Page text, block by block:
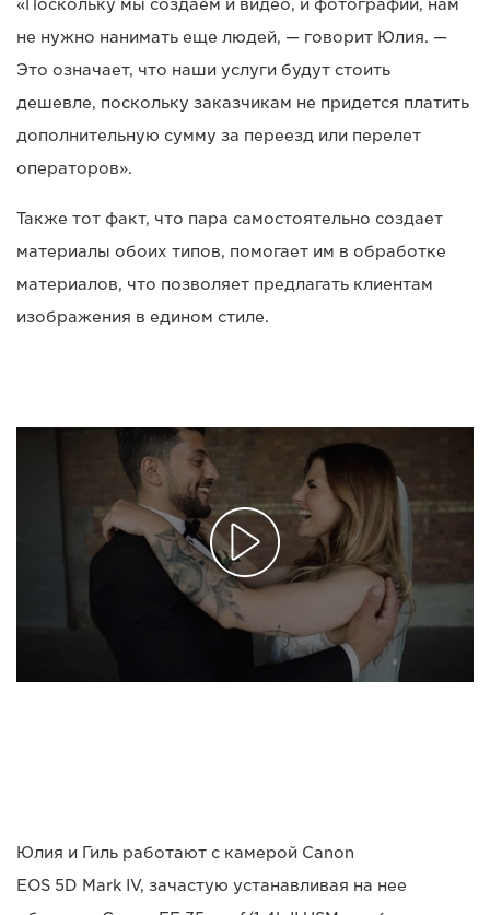
«Поскольку мы создаем и видео, и фотографии, нам
не нужно нанимать еще людей, — говорит Юлия. —
Это означает, что наши услуги будут стоить
дешевле, поскольку заказчикам не придется платить
дополнительную сумму за переезд или перелет
операторов».
Также тот факт, что пара самостоятельно создает
материалы обоих типов, помогает им в обработке
материалов, что позволяет предлагать клиентам
изображения в едином стиле.
Юлия и Гиль работают с камерой Canon
EOS 5D Mark IV, зачастую устанавливая на нее